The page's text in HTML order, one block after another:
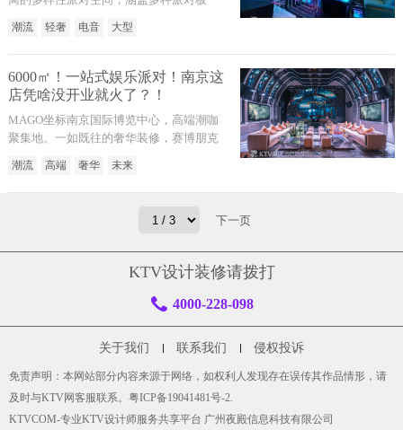
市会客厅为一体的未来潮奢空间。以DJ 电
音派对＋私人定制＋轻奢城市会客厅模式
全方位打造潮流派对娱乐综合体，重新定
义娱乐新主义。派对空间整体环境以科技
置身如梦似幻的未来，空间无死角的大
厅、包间和走廊，感受如演唱会现场般享
受！
潮流 轻奢 电音 大型
6000㎡！一站式娱乐派对！南京这
店凭啥没开业就火了？！
MAGO坐标南京国际博览中心，高端潮咖
聚集地。一如既往的奢华装修，赛博朋克
冲击着视觉感官。TA是魔都、杭州无人不
知的派对王者。以高端的服务、奢华的体
潮流 高端 奢华 未来
下一页
KTV设计装修请拨打
4000-228-098
关于我们 联系我们 侵权投诉
免责声明：本网站部分内容来源于网络，如权利人发现存在误传其作品情形，请
及时与KTV网客服联系。 粤ICP备19041481号-2.
KTVCOM-专业KTV设计师服务共享平台 广州夜殿信息科技有限公司